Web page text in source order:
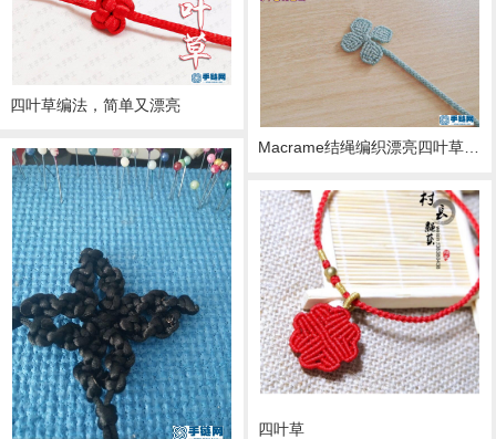
四叶草编法，简单又漂亮
Macrame结绳编织漂亮四叶草书签
四叶草